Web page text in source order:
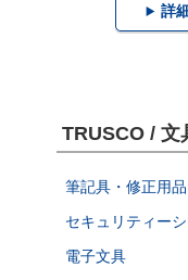
詳
TRUSCO / 文
筆記具・修正用品
セキュリティー
電子文具